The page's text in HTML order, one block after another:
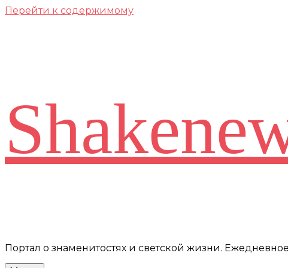
Перейти к содержимому
Портал о знаменитостях и светской жизни.